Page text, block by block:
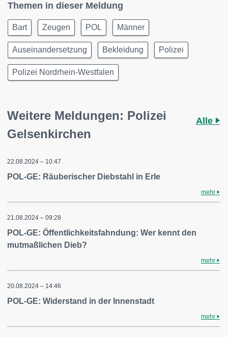
Themen in dieser Meldung
Bart Zeugen POL Männer
Auseinandersetzung Bekleidung Polizei
Polizei Nordrhein-Westfalen
Weitere Meldungen: Polizei
Gelsenkirchen
Alle
22.08.2024 – 10:47
POL-GE: Räuberischer Diebstahl in Erle
mehr
21.08.2024 – 09:28
POL-GE: Öffentlichkeitsfahndung: Wer kennt den
mutmaßlichen Dieb?
mehr
20.08.2024 – 14:46
POL-GE: Widerstand in der Innenstadt
mehr